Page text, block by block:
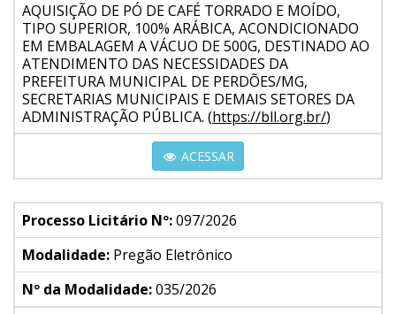
AQUISIÇÃO DE PÓ DE CAFÉ TORRADO E MOÍDO,
TIPO SUPERIOR, 100% ARÁBICA, ACONDICIONADO
EM EMBALAGEM A VÁCUO DE 500G, DESTINADO AO
ATENDIMENTO DAS NECESSIDADES DA
PREFEITURA MUNICIPAL DE PERDÕES/MG,
SECRETARIAS MUNICIPAIS E DEMAIS SETORES DA
ADMINISTRAÇÃO PÚBLICA. (https://bll.org.br/)
ACESSAR
Processo Licitário Nº:097/2026
Modalidade: Pregão Eletrônico
Nº da Modalidade:035/2026